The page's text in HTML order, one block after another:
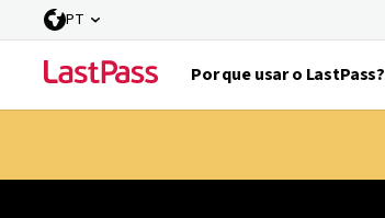
PT
Por que usar o LastPass?